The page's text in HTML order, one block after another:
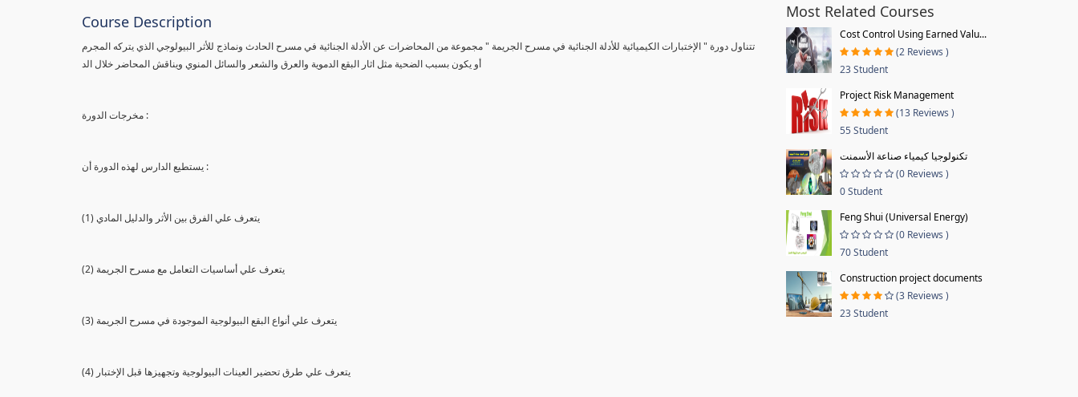
Course Description
تتناول دورة " الإختبارات الكيميائية للأدلة الجنائية في مسرح الجريمة " مجموعة من المحاضرات عن الأدلة الجنائية في مسرح الحادث ونماذج للأثر البيولوجي الذي يتركه المجرم
أو يكون بسبب الضحية مثل اثار البقع الدموية والعرق والشعر والسائل المنوي ويناقش المحاضر خلال الد
مخرجات الدورة :
يستطيع الدارس لهذه الدورة أن :
(1) يتعرف علي الفرق بين الأثر والدليل المادي
(2) يتعرف علي أساسيات التعامل مع مسرح الجريمة
(3) يتعرف علي أنواع البقع البيولوجية الموجودة في مسرح الجريمة
(4) يتعرف علي طرق تحضير العينات البيولوجية وتجهيزها قبل الإختبار
Most Related Courses
Cost Control Using Earned Valu...
(2 Reviews )
23 Student
Project Risk Management
(13 Reviews )
55 Student
تكنولوجيا كيمياء صناعة الأسمنت
(0 Reviews )
0 Student
Feng Shui (Universal Energy)
(0 Reviews )
70 Student
Construction project documents
(3 Reviews )
23 Student